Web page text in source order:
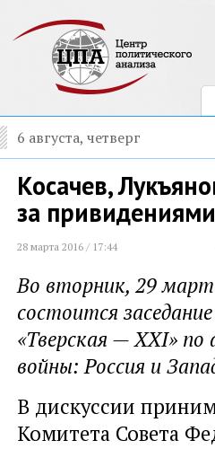
6 августа, четверг
Косачев,
за
28 марта 2016 / 17:44
Во вторник, 29
состоится
«Тверская — XXI» по
войны: Россия и
В дискуссии
Комитета Совета